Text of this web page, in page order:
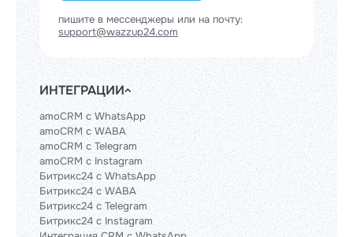
пишите в мессенджеры или на почту:
support@wazzup24.com
ИНТЕГРАЦИИ
amoCRM с WhatsApp
amoCRM с WABA
amoCRM с Telegram
amoCRM с Instagram
Битрикс24 с WhatsApp
Битрикс24 с WABA
Битрикс24 с Telegram
Битрикс24 с Instagram